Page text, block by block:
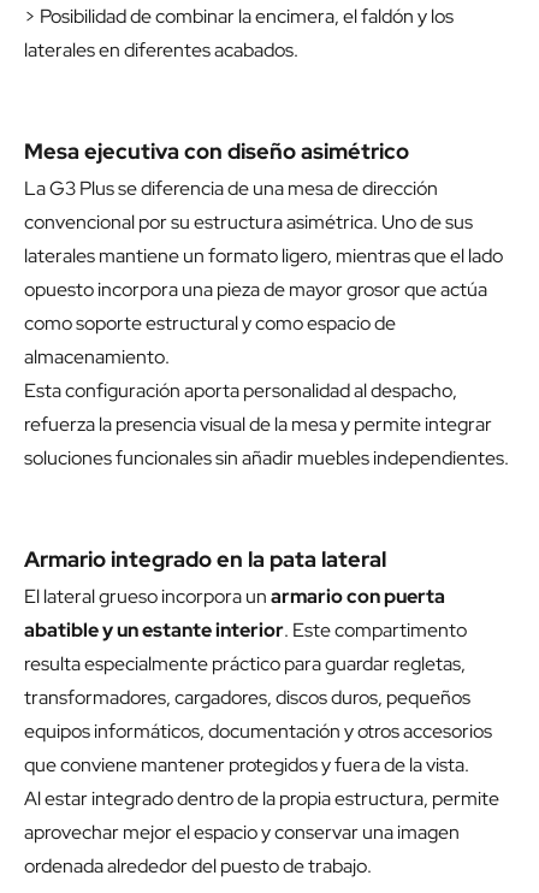
> Posibilidad de combinar la encimera, el faldón y los
laterales en diferentes acabados.
Mesa ejecutiva con diseño asimétrico
La G3 Plus se diferencia de una mesa de dirección
convencional por su estructura asimétrica. Uno de sus
laterales mantiene un formato ligero, mientras que el lado
opuesto incorpora una pieza de mayor grosor que actúa
como soporte estructural y como espacio de
almacenamiento.
Esta configuración aporta personalidad al despacho,
refuerza la presencia visual de la mesa y permite integrar
soluciones funcionales sin añadir muebles independientes.
Armario integrado en la pata lateral
El lateral grueso incorpora unarmario con puerta
abatible y un estante interior. Este compartimento
resulta especialmente práctico para guardar regletas,
transformadores, cargadores, discos duros, pequeños
equipos informáticos, documentación y otros accesorios
que conviene mantener protegidos y fuera de la vista.
Al estar integrado dentro de la propia estructura, permite
aprovechar mejor el espacio y conservar una imagen
ordenada alrededor del puesto de trabajo.